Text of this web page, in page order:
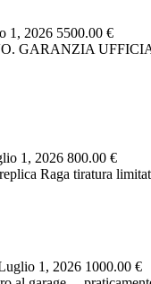
1, 2026 5500.00 €
GARANZIA
1, 2026 800.00 €
Raga tiratura
1, 2026 1000.00 €